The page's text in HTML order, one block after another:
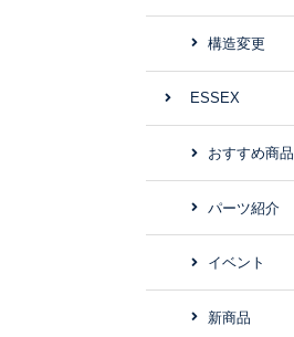
構造変更
ESSEX
おすすめ商品
パーツ紹介
イベント
新商品